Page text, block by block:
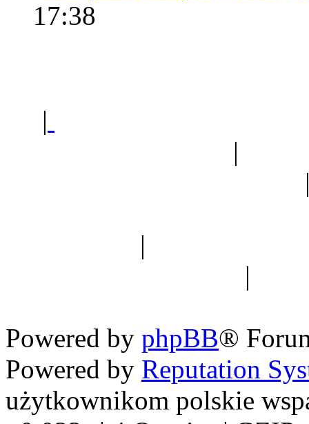
17:38
|
|
|
|
Powered by phpBB®
Powered by Reputation
użytkownikom polskie